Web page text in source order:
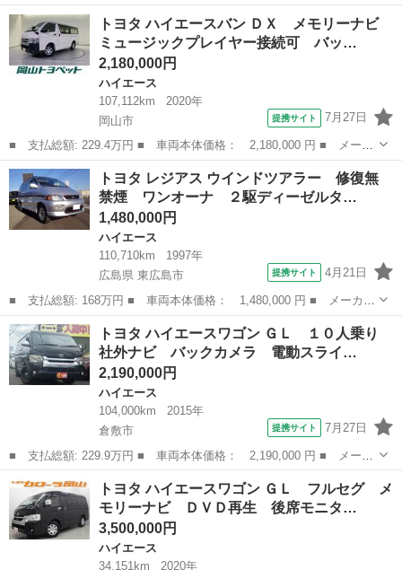
ー名： トヨタ ■ 車種名： ハイエースバン ■ グレード名： ロ
ングジャストローＤＸＧＬパック メモリーナビ ミュージックプレ
イヤー接...
岡山 岡山市 ハイエース
トヨタ ハイエースバン ＤＸ メモリーナビ
ミュージックプレイヤー接続可 バッ…
2,180,000円
ハイエース
107,112km
2020年
岡山市
提携サイト 7月27日
■ 支払総額: 229.4万円 ■ 車両本体価格： 2,180,000 円 ■ メーカ
ー名： トヨタ ■ 車種名： ハイエースバン ■ グレード名： Ｄ
Ｘ メモリーナビ ミュージックプレイヤー接続可 バックカメラ
衝突被害...
岡山 岡山市 ハイエース
トヨタ レジアス ウインドツアラー 修復無
禁煙 ワンオーナ ２駆ディーゼルタ…
1,480,000円
ハイエース
110,710km
1997年
広島県 東広島市
提携サイト 4月21日
■ 支払総額: 168万円 ■ 車両本体価格： 1,480,000 円 ■ メーカー
名： トヨタ ■ 車種名： レジアス ■ グレード名： ウインドツ
アラー 修復無 禁煙 ワンオーナ ２駆ディーゼルターボ ＡＴ
ＰＳ ＰＷ...
広島 東広島市 ハイエース
トヨタ ハイエースワゴン ＧＬ １０人乗り
社外ナビ バックカメラ 電動スライ…
2,190,000円
ハイエース
104,000km
2015年
倉敷市
提携サイト 7月27日
■ 支払総額: 229.9万円 ■ 車両本体価格： 2,190,000 円 ■ メーカ
ー名： トヨタ ■ 車種名： ハイエースワゴン ■ グレード名：
ＧＬ １０人乗り 社外ナビ バックカメラ 電動スライドドア Ｅ
ＴＣ プ...
岡山 倉敷市 ハイエース
トヨタ ハイエースワゴン ＧＬ フルセグ メ
モリーナビ ＤＶＤ再生 後席モニタ…
3,500,000円
ハイエース
34,151km
2020年